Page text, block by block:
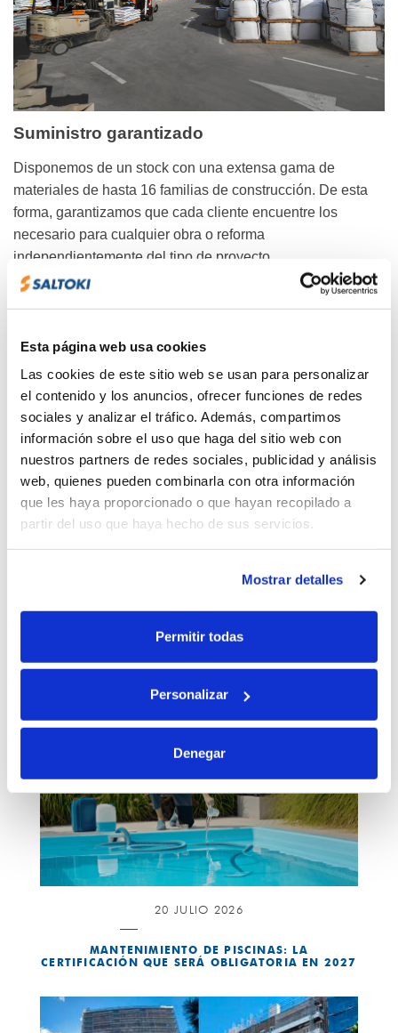
Esta página web usa cookies
Las cookies de este sitio web se usan para personalizar
el contenido y los anuncios, ofrecer funciones de redes
sociales y analizar el tráfico. Además, compartimos
información sobre el uso que haga del sitio web con
nuestros partners de redes sociales, publicidad y análisis
web, quienes pueden combinarla con otra información
que les haya proporcionado o que hayan recopilado a
partir del uso que haya hecho de sus servicios.
Mostrar detalles
Permitir todas
Personalizar
Denegar
Suministro garantizado
Disponemos de un stock con una extensa gama de
materiales de hasta 16 familias de construcción. De esta
forma, garantizamos que cada cliente encuentre los
necesario para cualquier obra o reforma
independientemente del tipo de proyecto.
Drive In ya está instalado en nuestros centros de
Pamplona (Dicona), Vitoria, Igualada, Santander, Valencia,
implantando en más centros, como en Zaragoza, donde
llegará a final de año.
¿Eres profesional del sector de la
construcción, fontanería o
electricidad?
Solicita tu alta como cliente del Grupo
ÚLTIMOS POSTS
20 JULIO 2026
MANTENIMIENTO DE PISCINAS: LA
CERTIFICACIÓN QUE SERÁ OBLIGATORIA EN 2027